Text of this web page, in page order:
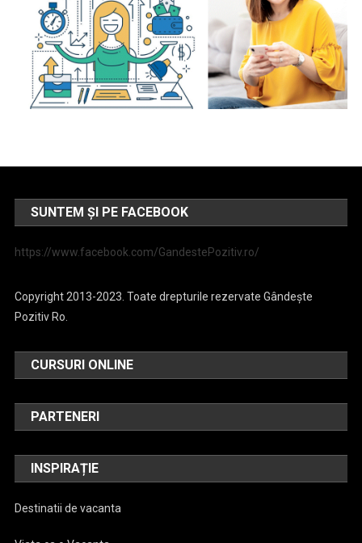
SUNTEM ȘI PE FACEBOOK
https://www.facebook.com/GandestePozitiv.ro/
Copyright 2013-2023. Toate drepturile rezervate Gândește
Pozitiv Ro.
CURSURI ONLINE
PARTENERI
INSPIRAȚIE
Destinatii de vacanta